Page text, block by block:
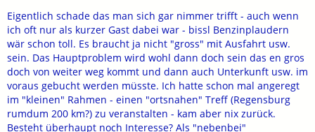
Eigentlich schade das man sich gar nimmer trifft - auch wenn
ich oft nur als kurzer Gast dabei war - bissl Benzinplaudern
wär schon toll. Es braucht ja nicht "gross" mit Ausfahrt usw.
sein. Das Hauptproblem wird wohl dann doch sein das en gros
doch von weiter weg kommt und dann auch Unterkunft usw. im
voraus gebucht werden müsste. Ich hatte schon mal angeregt
im "kleinen" Rahmen - einen "ortsnahen" Treff (Regensburg
rumdum 200 km?) zu veranstalten - kam aber nix zurück.
Besteht überhaupt noch Interesse? Als "nebenbei"